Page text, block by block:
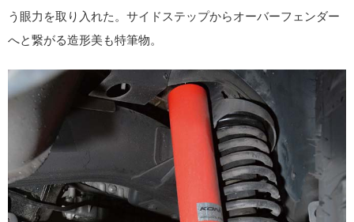
う眼力を取り入れた。サイドステップからオーバーフェンダー
へと繋がる造形美も特筆物。